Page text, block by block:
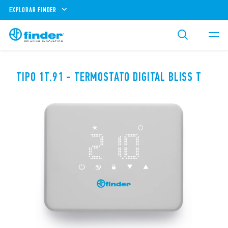
EXPLORAR FINDER
TIPO 1T.91 - TERMOSTATO DIGITAL BLISS T